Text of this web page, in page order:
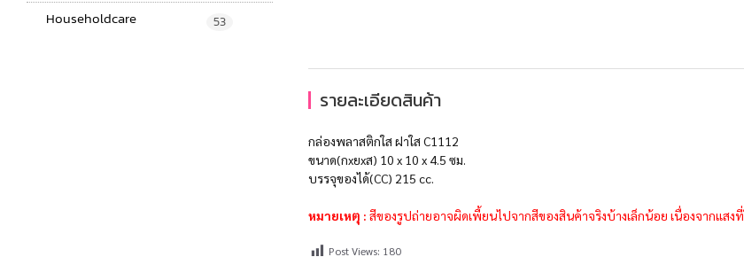
Householdcare 53
รายละเอียดสินค้า
กล่องพลาสติกใส ฝาใส C1112
ขนาด(กxยxส) 10 x 10 x 4.5 ซม.
บรรจุของได้(CC) 215 cc.
หมายเหตุ : สีของรูปถ่ายอาจผิดเพี้ยนไปจากสีของสินค้าจริงบ้างเล็กน้อย เนื่องจากแสง
Post Views: 180